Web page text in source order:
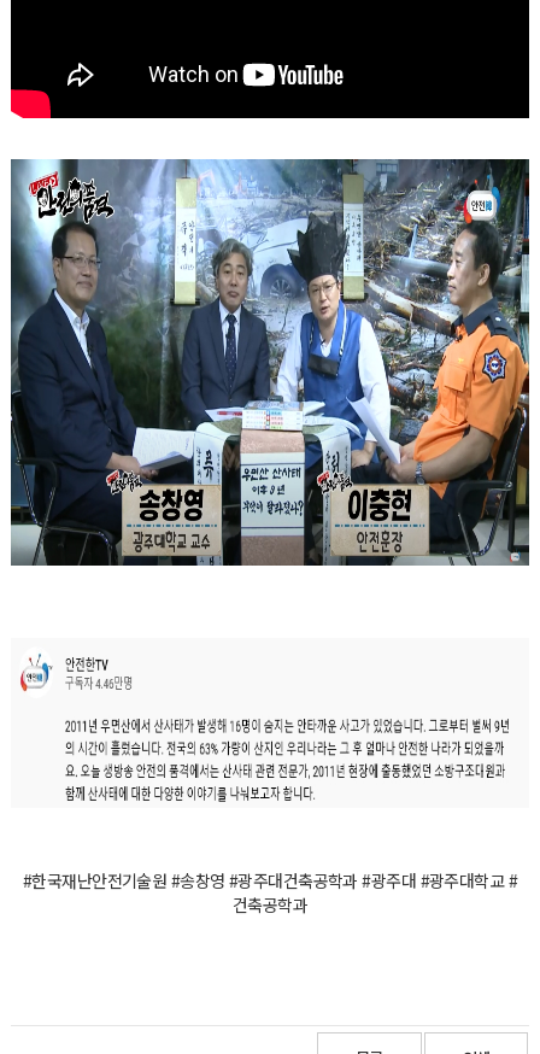
#한국재난안전기술원 #송창영 #광주대건축공학과 #광주대 #광주대학교 #
건축공학과